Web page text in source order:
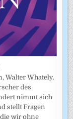
Walter Whately.
des
nimmt sich
stellt Fragen
wir ohne